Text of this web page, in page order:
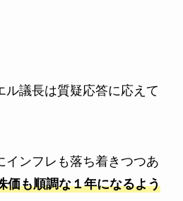
ル議長は質疑応答に応えて
インフレも落ち着きつつあ
価も順調な１年になるよう